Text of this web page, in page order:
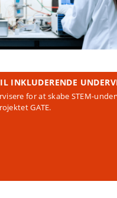
INKLUDERENDE
for at skabe STEM-
GATE.